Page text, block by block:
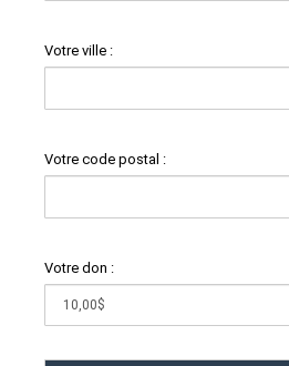
Votre ville :
Votre code postal :
Votre don :